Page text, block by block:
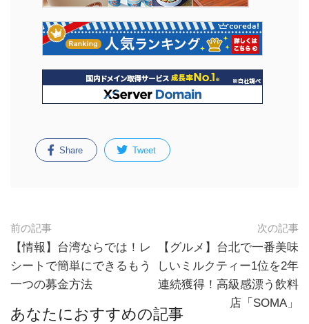
Share Tweet
前の記事
【情報】台湾ならでは！レ
シートで簡単にできるもう
一つの募金方法
次の記事
【グルメ】台北で一番美味
しいミルクティー1位を2年
連続獲得！高級感漂う飲料
店「SOMA」
あなたにおすすめの記事